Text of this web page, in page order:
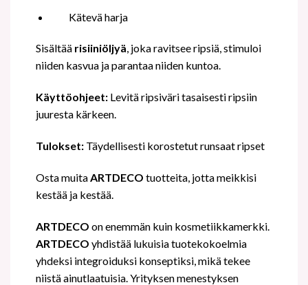
Kätevä harja
Sisältää risiiniöljyä, joka ravitsee ripsiä, stimuloi
niiden kasvua ja parantaa niiden kuntoa.
Käyttöohjeet:Levitä ripsiväri tasaisesti ripsiin
juuresta kärkeen.
Tulokset:Täydellisesti korostetut runsaat ripset
Osta muita ARTDECO tuotteita, jotta meikkisi
kestää ja kestää.
ARTDECO on enemmän kuin kosmetiikkamerkki.
ARTDECO yhdistää lukuisia tuotekokoelmia
yhdeksi integroiduksi konseptiksi, mikä tekee
niistä ainutlaatuisia. Yrityksen menestyksen